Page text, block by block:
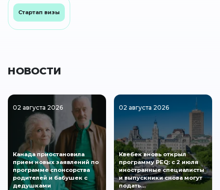
Стартап визы
НОВОСТИ
02 августа 2026
Канада приостановила
прием новых заявлений по
программе спонсорства
родителей и бабушек с
дедушками
02 августа 2026
Квебек вновь открыл
программу PEQ: с 2 июля
иностранные специалисты
и выпускники снова могут
подать…